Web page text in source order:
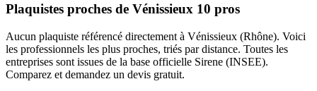
Plaquistes proches de Vénissieux 10 pros
Aucun plaquiste référencé directement à Vénissieux (Rhône). Voici
les professionnels les plus proches, triés par distance. Toutes les
entreprises sont issues de la base officielle Sirene (INSEE).
Comparez et demandez un devis gratuit.